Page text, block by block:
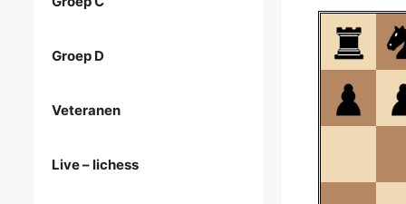
Groep D
Veteranen
Live – lichess